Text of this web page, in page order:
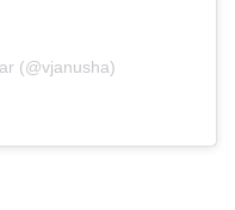
(@vjanusha)